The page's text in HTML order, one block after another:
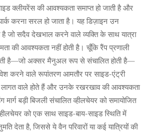
क्लीयरेंस की आवश्यकता समाप्त हो जाती है और
करना सरल हो जाता है। यह डिज़ाइन उन
है जो सदैव देखभाल करने वाले व्यक्ति के साथ यात्रा
की आवश्यकता नहीं होती है। चूँकि रैंप प्रणाली
है—जो अक्सर मैनुअल रूप से संचालित होती है—
करने वाले रूपांतरण आमतौर पर साइड-एंट्री
वाले होते हैं और उनके रखरखाव की आवश्यकता
मार्ग बड़ी बिजली संचालित व्हीलचेयर को समायोजित
को एक साथ साइड-बाय-साइड स्थिति में
देता है, जिससे ये वैन परिवारों या कई यात्रियों की